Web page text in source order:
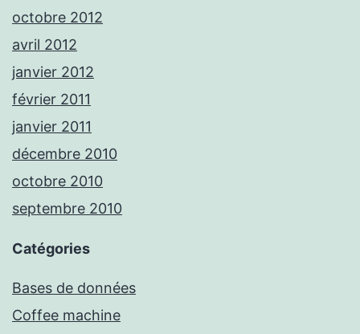
octobre 2012
avril 2012
janvier 2012
février 2011
janvier 2011
décembre 2010
octobre 2010
septembre 2010
Catégories
Bases de données
Coffee machine